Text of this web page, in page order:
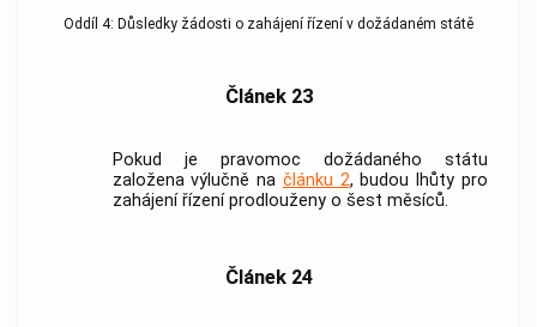
Oddíl 4: Důsledky žádosti o zahájení řízení v dožádaném státě
Článek 23
Pokud je pravomoc dožádaného státu
založena výlučně na článku 2, budou lhůty pro
zahájení řízení prodlouženy o šest měsíců.
Článek 24